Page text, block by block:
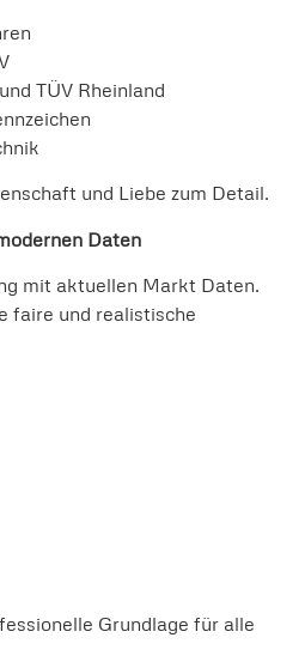
TÜV Rheinland
und Liebe zum Detail.
Daten
mit aktuellen Markt Daten.
faire und realistische
Grundlage für alle